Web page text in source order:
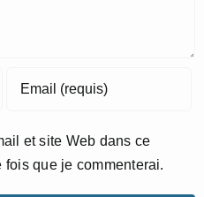
et site Web dans ce
que je commenterai.